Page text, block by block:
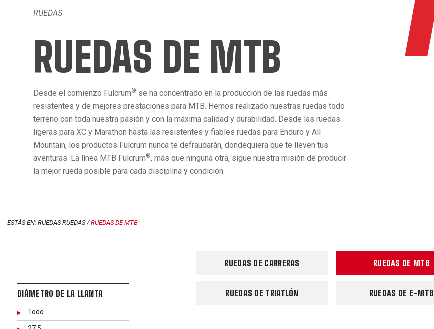
RUEDAS
RUEDAS DE MTB
Desde el comienzo Fulcrum® se ha concentrado en la producción de las ruedas más
resistentes y de mejores prestaciones para MTB. Hemos realizado nuestras ruedas todo
terreno con toda nuestra pasión y con la máxima calidad y durabilidad. Desde las ruedas
ligeras para XC y Marathon hasta las resistentes y fiables ruedas para Enduro y All
Mountain, los productos Fulcrum nunca te defraudarán, dondequiera que te lleven tus
aventuras. La línea MTB Fulcrum®, más que ninguna otra, sigue nuestra misión de producir
la mejor rueda posible para cada disciplina y condición.
ESTÁS EN: RUEDAS RUEDAS /RUEDAS DE MTB
DIÁMETRO DE LA LLANTA
Todo
RUEDAS DE CARRERAS RUEDAS DE MTB
RUEDAS DE TRIATLÓN RUEDAS DE E-MTB